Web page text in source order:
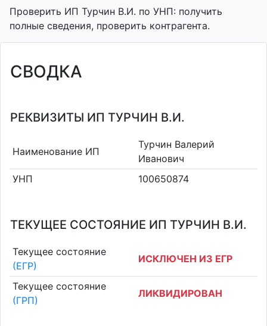
Проверить ИП Турчин В.И. по УНП: получить
полные сведения, проверить контрагента.
СВОДКА
РЕКВИЗИТЫ ИП ТУРЧИН В.И.
Наименование ИП
Турчин Валерий
Иванович
УНП
100650874
ТЕКУЩЕЕ СОСТОЯНИЕ ИП ТУРЧИН В.И.
Текущее состояние
(ЕГР)
ИСКЛЮЧЕН ИЗ ЕГР
Текущее состояние
(ГРП)
ЛИКВИДИРОВАН